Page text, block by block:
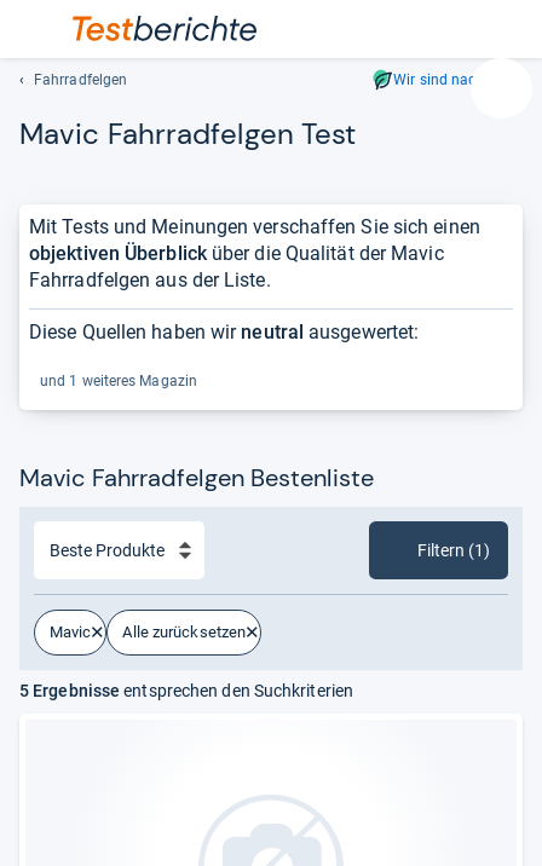
Zeichen
Fahrradfelgen Wir sind nachhaltig
Mavic Fahr­rad­fel­gen Test
Mit Tests und Meinungen verschaffen Sie sich einen
objektiven Überblicküber die Qualität der Mavic
Fahrradfelgen aus der Liste.
Diese Quellen haben wir neutral ausgewertet:
und 1 weiteres Magazin
Mavic Fahrradfelgen Bestenliste
Mavic Alle zurücksetzen
Filtern (1)
5 Ergebnisse entsprechen den Suchkriterien